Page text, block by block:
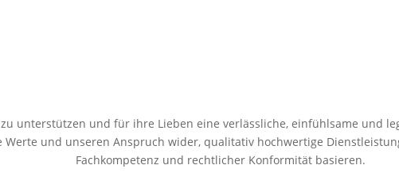
unterstützen und für ihre Lieben eine verlässliche, einfühlsame und
und unseren Anspruch wider, qualitativ hochwertige
Fachkompetenz und rechtlicher Konformität basieren.